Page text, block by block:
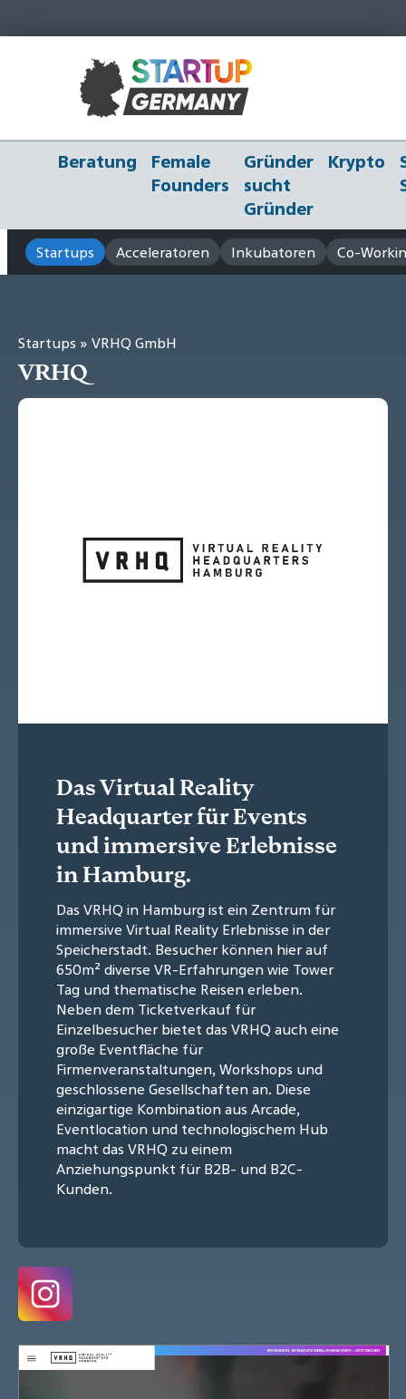
Beratung
Female
Founders
Gründer
sucht
Gründer
Krypto
Startups Acceleratoren Inkubatoren Co-
Startups » VRHQ GmbH
VRHQ
Das Virtual Reality
Headquarter für Events
und immersive Erlebnisse
in Hamburg.
Das VRHQ in Hamburg ist ein Zentrum für
immersive Virtual Reality Erlebnisse in der
Speicherstadt. Besucher können hier auf
650m² diverse VR-Erfahrungen wie Tower
Tag und thematische Reisen erleben.
Neben dem Ticketverkauf für
Einzelbesucher bietet das VRHQ auch eine
große Eventfläche für
Firmenveranstaltungen, Workshops und
geschlossene Gesellschaften an. Diese
einzigartige Kombination aus Arcade,
Eventlocation und technologischem Hub
macht das VRHQ zu einem
Anziehungspunkt für B2B- und B2C-
Kunden.